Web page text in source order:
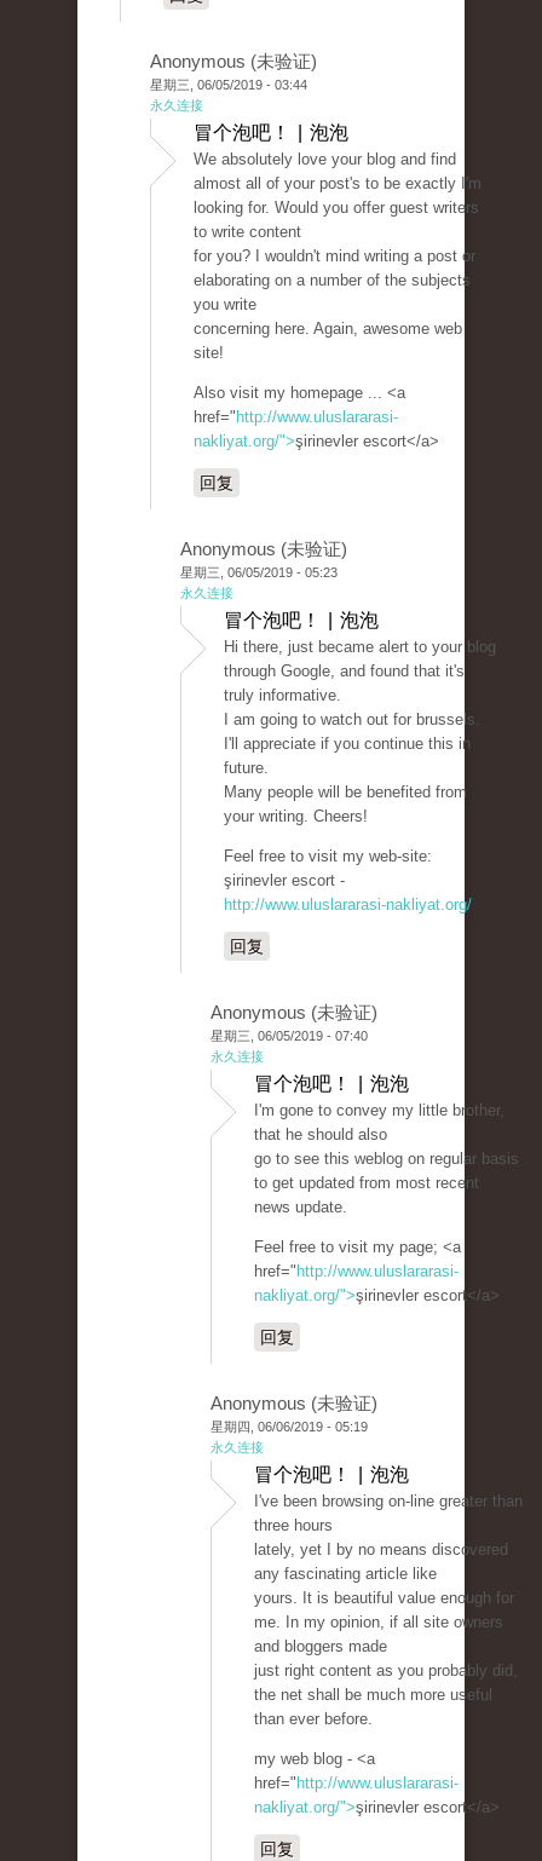
Anonymous (未验证)
星期三, 06/05/2019 - 03:44
永久连接
冒个泡吧！ | 泡泡
We absolutely love your blog and find
almost all of your post's to be exactly I'm
looking for. Would you offer guest writers
to write content
for you? I wouldn't mind writing a post or
elaborating on a number of the subjects
you write
concerning here. Again, awesome web
site!
Also visit my homepage ... <a
href=" http://www.uluslararasi-
nakliyat.org/">şirinevler escort</a>
回复
Anonymous (未验证)
星期三, 06/05/2019 - 05:23
永久连接
冒个泡吧！ | 泡泡
Hi there, just became alert to your blog
through Google, and found that it's
truly informative.
I am going to watch out for brussels.
I'll appreciate if you continue this in
future.
Many people will be benefited from
your writing. Cheers!
Feel free to visit my web-site:
şirinevler escort -
http://www.uluslararasi-nakliyat.org/
回复
Anonymous (未验证)
星期三, 06/05/2019 - 07:40
永久连接
冒个泡吧！ | 泡泡
I'm gone to convey my little brother,
that he should also
go to see this weblog on regular basis
to get updated from most recent
news update.
Feel free to visit my page; <a
href=" http://www.uluslararasi-
nakliyat.org/">şirinevler escort</a>
回复
Anonymous (未验证)
星期四, 06/06/2019 - 05:19
永久连接
冒个泡吧！ | 泡泡
I've been browsing on-line greater than
three hours
lately, yet I by no means discovered
any fascinating article like
yours. It is beautiful value enough for
me. In my opinion, if all site owners
and bloggers made
just right content as you probably did,
the net shall be much more useful
than ever before.
my web blog - <a
href=" http://www.uluslararasi-
nakliyat.org/">şirinevler escort</a>
回复